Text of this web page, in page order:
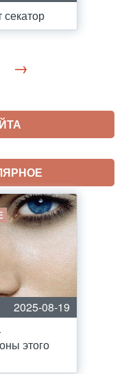
→
2025-08-19
этого